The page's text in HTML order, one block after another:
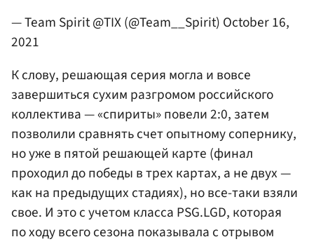
— Team Spirit @TIX (@Team__Spirit) October 16,
2021
К слову, решающая серия могла и вовсе
завершиться сухим разгромом российского
коллектива — «спириты» повели 2:0, затем
позволили сравнять счет опытному сопернику,
но уже в пятой решающей карте (финал
проходил до победы в трех картах, а не двух —
как на предыдущих стадиях), но все-таки взяли
свое. И это с учетом класса PSG.LGD, которая
по ходу всего сезона показывала с отрывом